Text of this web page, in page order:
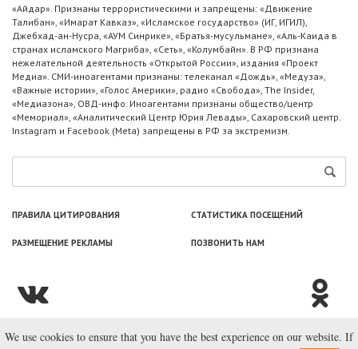
«Айдар». Признаны террористическими и запрещены: «Движение
Талибан», «Имарат Кавказ», «Исламское государство» (ИГ, ИГИЛ),
Джебхад-ан-Нусра, «АУМ Синрике», «Братья-мусульмане», «Аль-Каида в
странах исламского Магриба», «Сеть», «Колумбайн». В РФ признана
нежелательной деятельность «Открытой России», издания «Проект
Медиа». СМИ-иноагентами признаны: телеканал «Дождь», «Медуза»,
«Важные истории», «Голос Америки», радио «Свобода», The Insider,
«Медиазона», ОВД-инфо. Иноагентами признаны общество/центр
«Мемориал», «Аналитический Центр Юрия Левады», Сахаровский центр.
Instagram и Facebook (Metа) запрещены в РФ за экстремизм.
ПРАВИЛА ЦИТИРОВАНИЯ СТАТИСТИКА ПОСЕЩЕНИЙ
РАЗМЕЩЕНИЕ РЕКЛАМЫ ПОЗВОНИТЬ НАМ
© ООО «Лаборатория Новоcтей», 2003—2026.
We use cookies to ensure that you have the best experience on our website. If